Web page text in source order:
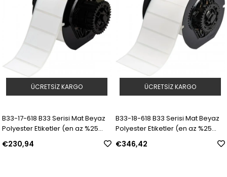
B33-17-618 B33 Serisi Mat Beyaz
Polyester Etiketler (en az %25
geri dönüştürülmüş bileşen) |
Model: 153246 | SKU: Y4957977
€230,94
ÜCRETSIZ KARGO
B33-18-618 B33 Serisi Mat Beyaz
Polyester Etiketler (en az %25
geri dönüştürülmüş bileşen) |
Model: 153247 | SKU: Y4957978
€346,42
ÜCRETSIZ KARGO